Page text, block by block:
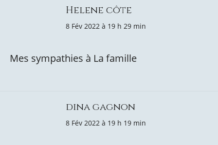
Helene côte
8 Fév 2022 à 19 h 29 min
Mes sympathies à La famille
dina gagnon
8 Fév 2022 à 19 h 19 min